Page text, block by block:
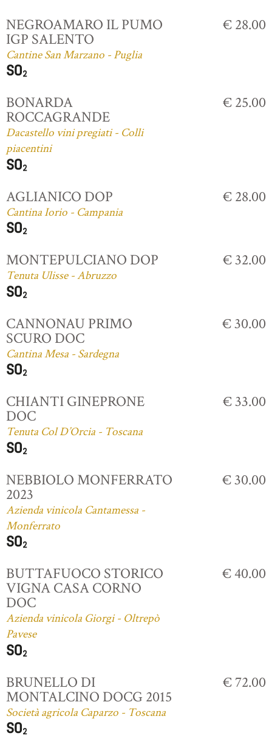
NEGROAMARO IL PUMO
IGP SALENTO
Cantine San Marzano - Puglia
€ 28.00
BONARDA
ROCCAGRANDE
Dacastello vini pregiati - Colli
piacentini
€ 25.00
AGLIANICO DOP
Cantina Iorio - Campania
€ 28.00
MONTEPULCIANO DOP
Tenuta Ulisse - Abruzzo
€ 32.00
CANNONAU PRIMO
SCURO DOC
Cantina Mesa - Sardegna
€ 30.00
CHIANTI GINEPRONE
DOC
Tenuta Col D’Orcia - Toscana
€ 33.00
NEBBIOLO MONFERRATO
2023
Azienda vinicola Cantamessa -
Monferrato
€ 30.00
BUTTAFUOCO STORICO
VIGNA CASA CORNO
DOC
Azienda vinicola Giorgi - Oltrepò
Pavese
€ 40.00
BRUNELLO DI
MONTALCINO DOCG 2015
Società agricola Caparzo - Toscana
€ 72.00